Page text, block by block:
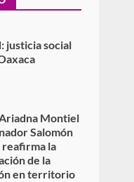
Montiel
Salomón
reafirma la
de la
Gobierno
en San Juan